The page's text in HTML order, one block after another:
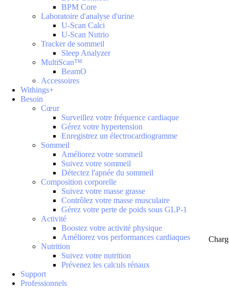
BPM Core
Laboratoire d'analyse d'urine
U-Scan Calci
U-Scan Nutrio
Tracker de sommeil
Sleep Analyzer
MultiScan™
BeamO
Accessoires
Withings+
Besoin
Cœur
Surveillez votre fréquence cardiaque
Gérez votre hypertension
Enregistrez un électrocardiogramme
Sommeil
Améliorez votre sommeil
Suivez votre sommeil
Détectez l'apnée du sommeil
Composition corporelle
Suivez votre masse grasse
Contrôlez votre masse musculaire
Gérez votre perte de poids sous GLP-1
Activité
Boostez votre activité physique
Améliorez vos performances cardiaques
Nutrition
Suivez votre nutrition
Prévenez les calculs rénaux
Support
Professionnels